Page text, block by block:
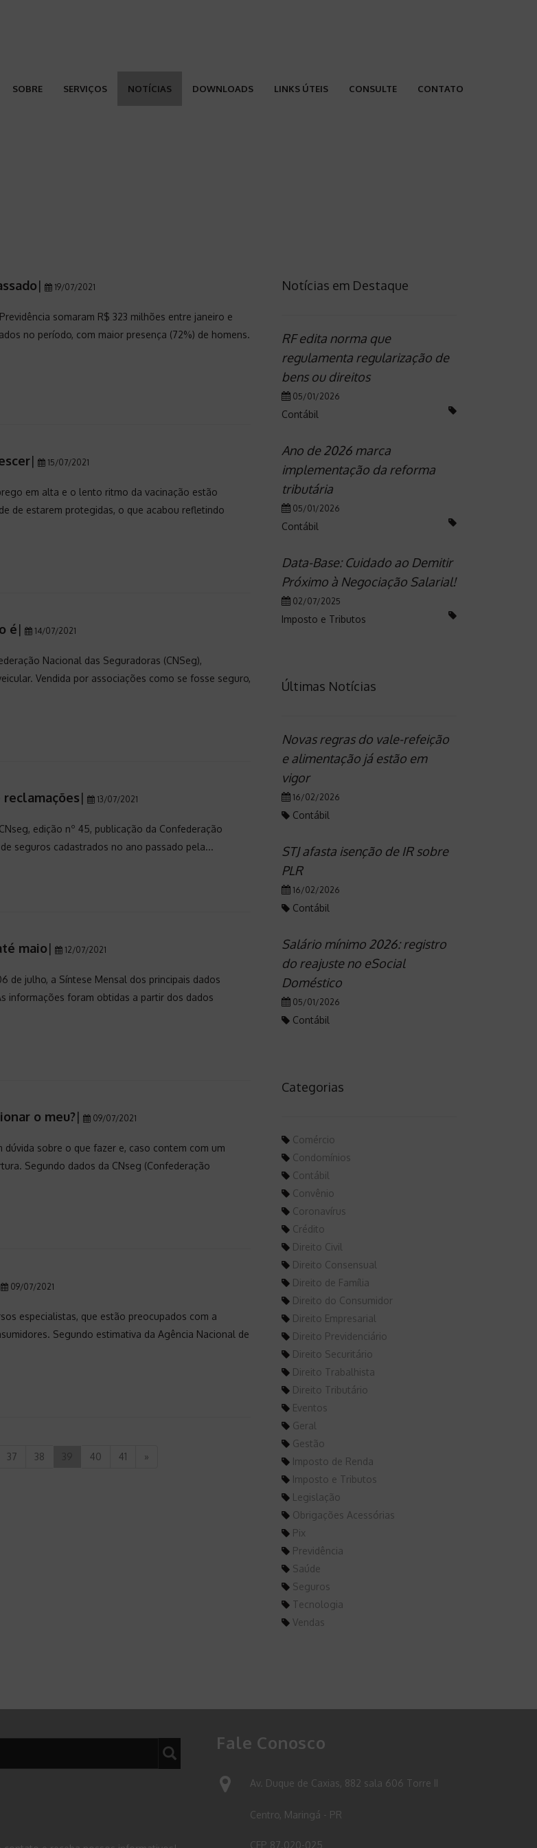
SOBRE SERVIÇOS NOTÍCIAS DOWNLOADS LINKS ÚTEIS CONSULTE CONTATO
| 19/07/2021
somaram R$ 323 milhões entre janeiro e
no período, com maior presença (72%) de homens.
| 15/07/2021
em alta e o lento ritmo da vacinação estão
de estarem protegidas, o que acabou refletindo
é| 14/07/2021
Nacional das Seguradoras (CNSeg),
Vendida por associações como se fosse seguro,
| 13/07/2021
edição nº 45, publicação da Confederação
seguros cadastrados no ano passado pela...
maio| 12/07/2021
de julho, a Síntese Mensal dos principais dados
informações foram obtidas a partir dos dados
o meu?| 09/07/2021
sobre o que fazer e, caso contem com um
Segundo dados da CNseg (Confederação
09/07/2021
especialistas, que estão preocupados com a
Segundo estimativa da Agência Nacional de
37 38 40 41 »
Notícias em Destaque
RF edita norma que
regulamenta regularização de
bens ou direitos
05/01/2026
Contábil
Ano de 2026 marca
implementação da reforma
tributária
05/01/2026
Contábil
Data-Base: Cuidado ao Demitir
Próximo à Negociação Salarial!
02/07/2025
Imposto e Tributos
Últimas Notícias
Novas regras do vale-refeição
e alimentação já estão em
vigor
16/02/2026
Contábil
STJ afasta isenção de IR sobre
PLR
16/02/2026
Contábil
Salário mínimo 2026: registro
do reajuste no eSocial
Doméstico
05/01/2026
Contábil
Categorias
Comércio
Condomínios
Contábil
Convênio
Coronavírus
Crédito
Direito Civil
Direito Consensual
Direito de Família
Direito do Consumidor
Direito Empresarial
Direito Previdenciário
Direito Securitário
Direito Trabalhista
Direito Tributário
Eventos
Geral
Gestão
Imposto de Renda
Imposto e Tributos
Legislação
Obrigações Acessórias
Pix
Previdência
Saúde
Seguros
Tecnologia
Vendas
Fale Conosco
Av. Duque de Caxias, 882 sala 606 Torre II
Centro, Maringá - PR
CEP 87.020-025